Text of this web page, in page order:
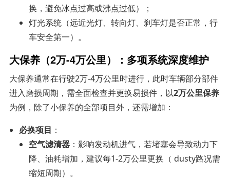
换，避免冰点过高或沸点过低）；
灯光系统（远近光灯、转向灯、刹车灯是否正常，行
车安全第一）。
大保养（2万-4万公里）：多项系统深度维护
大保养通常在行驶2万-4万公里时进行，此时车辆部分部件
进入磨损周期，需全面检查并更换易损件，以2万公里保养
为例，除了小保养的全部项目外，还需增加：
必换项目 ：
空气滤清器 ：影响发动机进气，若堵塞会导致动力下
降、油耗增加，建议每1-2万公里更换（ dusty路况需
缩短周期）。